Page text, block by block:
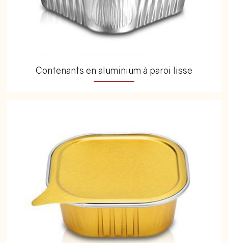
Contenants en aluminium à paroi lisse